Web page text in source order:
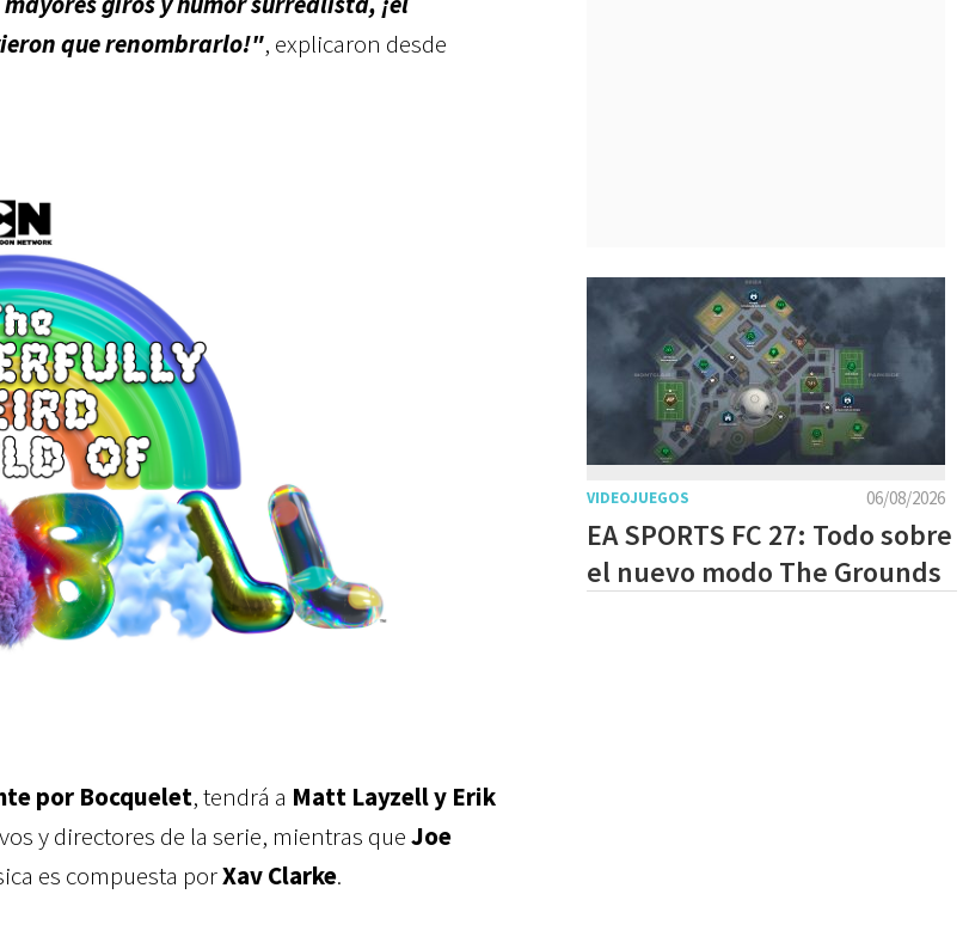
que renombrarlo!", explicaron desde
por Bocquelet, tendrá a Matt Layzell y Erik
y directores de la serie, mientras queJoe
es compuesta porXav Clarke.
06/08/2026
VIDEOJUEGOS
EA SPORTS FC 27: Todo sobre
el nuevo modo The Grounds